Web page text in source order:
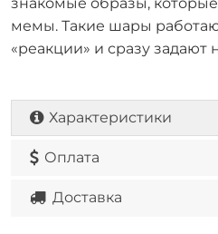
мемы. Такие шары
«реакции» и сразу задают
Характеристики
Оплата
Доставка